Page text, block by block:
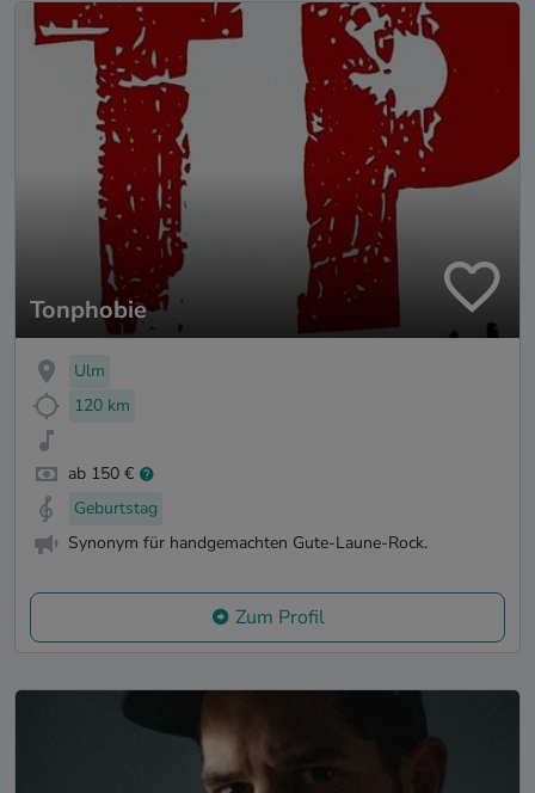
Tonphobie
Ulm
120 km
ab 150 €
Geburtstag
Synonym für handgemachten Gute-Laune-Rock.
Zum Profil